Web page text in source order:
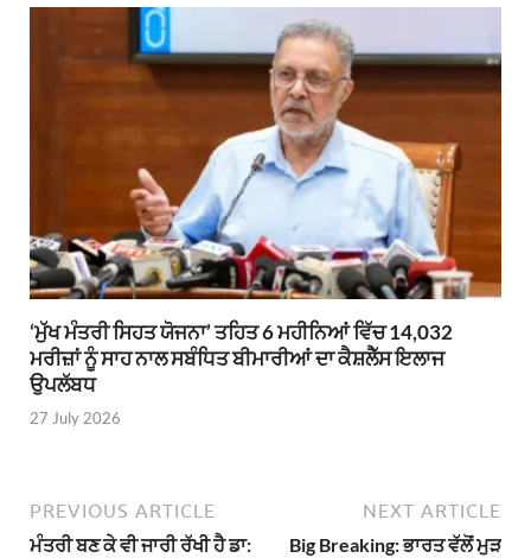
‘ਮੁੱਖ ਮੰਤਰੀ ਸਿਹਤ ਯੋਜਨਾ’ ਤਹਿਤ 6 ਮਹੀਨਿਆਂ ਵਿੱਚ 14,032
ਮਰੀਜ਼ਾਂ ਨੂੰ ਸਾਹ ਨਾਲ ਸਬੰਧਿਤ ਬੀਮਾਰੀਆਂ ਦਾ ਕੈਸ਼ਲੈੱਸ ਇਲਾਜ
ਉਪਲੱਬਧ
27 July 2026
PREVIOUS ARTICLE
ਮੰਤਰੀ ਬਣ ਕੇ ਵੀ ਜਾਰੀ ਰੱਖੀ ਹੈ ਡਾ:
NEXT ARTICLE
Big Breaking: ਭਾਰਤ ਵੱਲੋਂ ਮੁੜ